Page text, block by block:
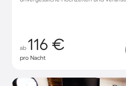
ab 116 €
pro Nacht